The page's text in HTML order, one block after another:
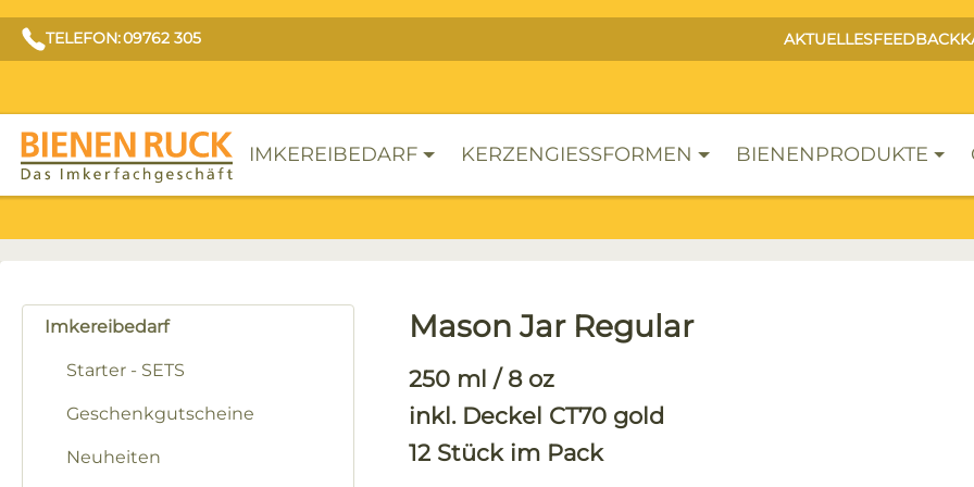
TELEFON: 09762 305 AKTUELLESFEEDBACK
IMKEREIBEDARF KERZENGIESSFORMEN BIENENPRODUKTE
Imkereibedarf
Starter - SETS
Geschenkgutscheine
Neuheiten
Mason Jar Regular
250 ml / 8 oz
inkl. Deckel CT70 gold
12 Stück im Pack